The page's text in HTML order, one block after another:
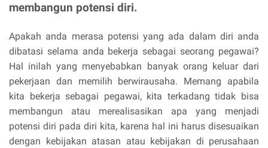
membangun potensi diri.
Apakah anda merasa potensi yang ada dalam diri anda
dibatasi selama anda bekerja sebagai seorang pegawai?
Hal inilah yang menyebabkan banyak orang keluar dari
pekerjaan dan memilih berwirausaha. Memang apabila
kita bekerja sebagai pegawai, kita terkadang tidak bisa
membangun atau merealisasikan apa yang menjadi
potensi diri pada diri kita, karena hal ini harus disesuaikan
dengan kebijakan atasan atau kebijakan di perusahaan